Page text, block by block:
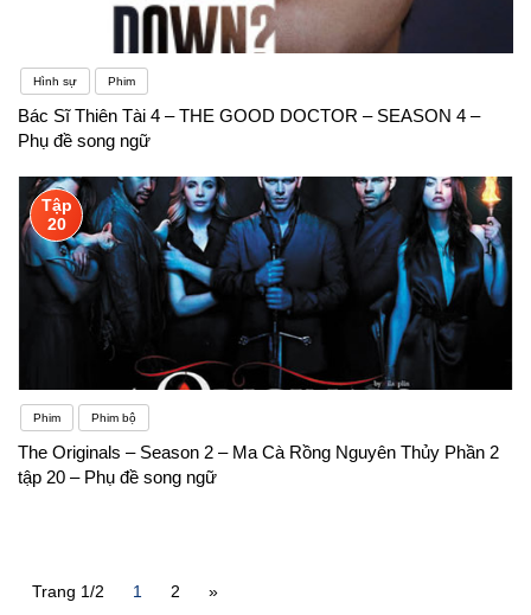
Hình sự Phim
Bác Sĩ Thiên Tài 4 – THE GOOD DOCTOR – SEASON 4 –
Phụ đề song ngữ
Tập
20
Phim Phim bộ
The Originals – Season 2 – Ma Cà Rồng Nguyên Thủy Phần 2
tập 20 – Phụ đề song ngữ
Trang 1/2 1 2 »